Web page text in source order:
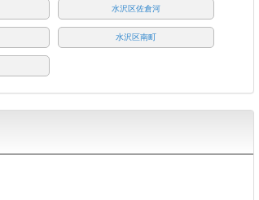
水沢区佐倉河
水沢区南町